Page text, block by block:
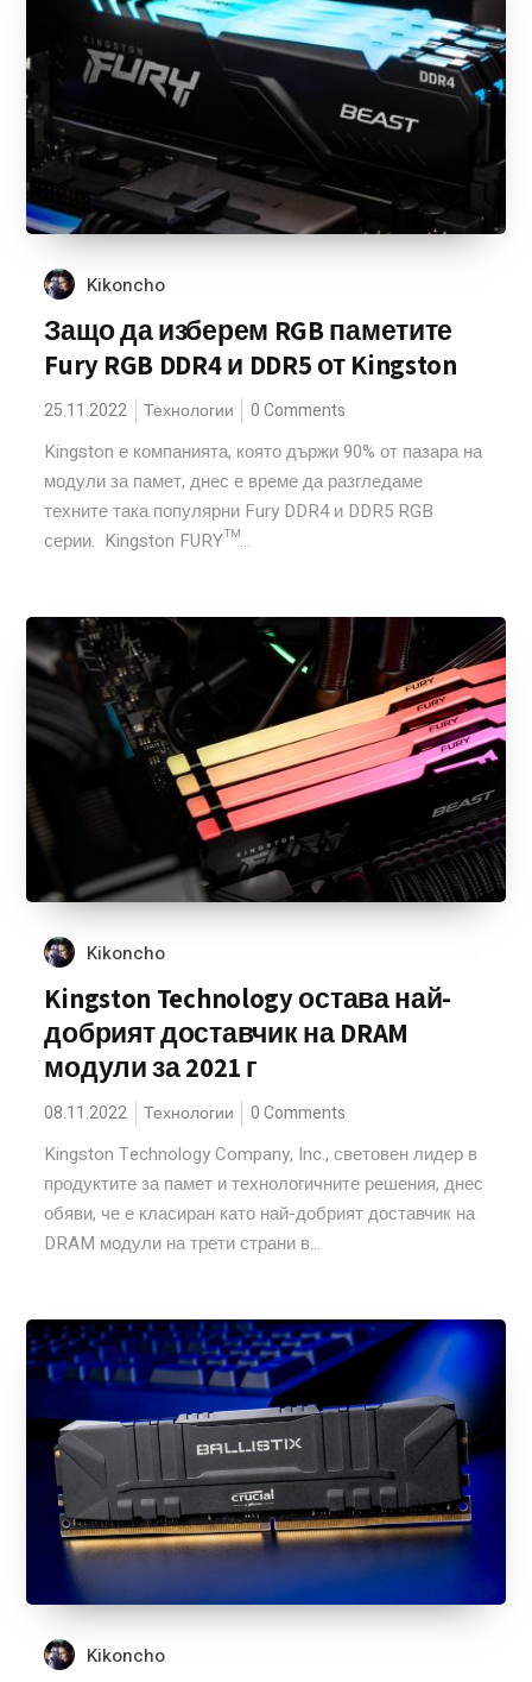
Kikoncho
Защо да изберем RGB паметите
Fury RGB DDR4 и DDR5 от Kingston
25.11.2022 Технологии 0 Comments
Kingston е компанията, която държи 90% от пазара на
модули за памет, днес е време да разгледаме
техните така популярни Fury DDR4 и DDR5 RGB
серии. Kingston FURY™...
Kikoncho
Kingston Technology остава най-
добрият доставчик на DRAM
модули за 2021 г
08.11.2022 Технологии 0 Comments
Kingston Technology Company, Inc., световен лидер в
продуктите за памет и технологичните решения, днес
обяви, че е класиран като най-добрият доставчик на
DRAM модули на трети страни в...
Kikoncho